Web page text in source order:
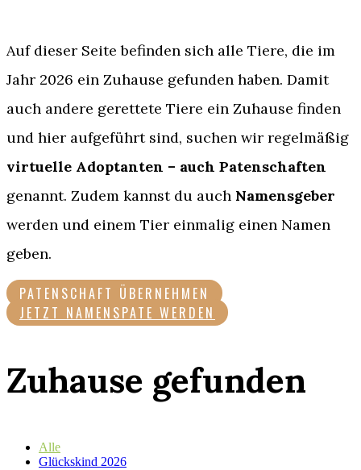
Auf dieser Seite befinden sich alle Tiere, die im
Jahr 2026 ein Zuhause gefunden haben. Damit
auch andere gerettete Tiere ein Zuhause finden
und hier aufgeführt sind, suchen wir regelmäßig
virtuelle Adoptanten – auch Patenschaften
genannt. Zudem kannst du auch Namensgeber
werden und einem Tier einmalig einen Namen
geben.
PATENSCHAFT ÜBERNEHMEN
JETZT NAMENSPATE WERDEN
Zuhause gefunden
Alle
Glückskind 2026